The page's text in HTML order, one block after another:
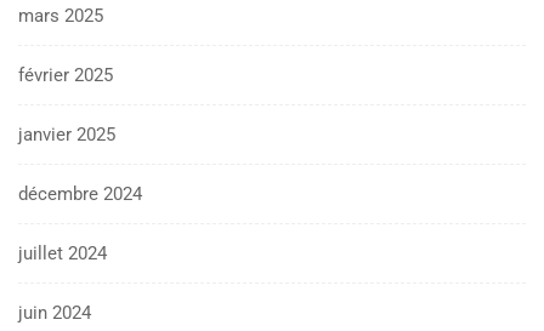
mars 2025
février 2025
janvier 2025
décembre 2024
juillet 2024
juin 2024